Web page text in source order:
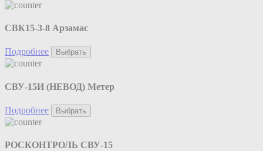
СВК15-3-8 Арзамас
Подробнее Выбрать
СВУ-15И (НЕВОД) Метер
Подробнее Выбрать
РОСКОНТРОЛЬ СВУ-15